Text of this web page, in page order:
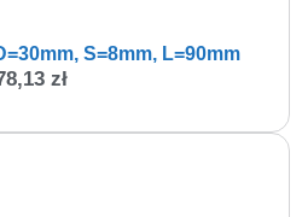
S=8mm, L=90mm
zł